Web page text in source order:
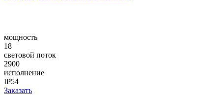
мощность
18
световой поток
2900
исполнение
IP54
Заказать